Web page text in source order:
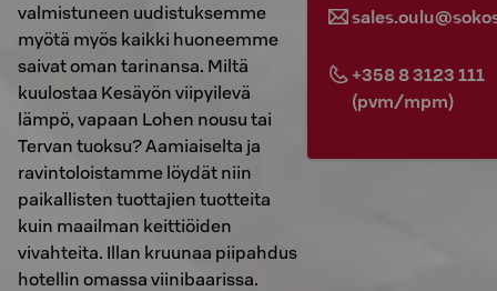
valmistuneen uudistuksemme
myötä myös kaikki huoneemme
saivat oman tarinansa. Miltä
kuulostaa Kesäyön viipyilevä
lämpö, vapaan Lohen nousu tai
Tervan tuoksu? Aamiaiselta ja
ravintoloistamme löydät niin
paikallisten tuottajien tuotteita
kuin maailman keittiöiden
vivahteita. Illan kruunaa piipahdus
hotellin omassa viinibaarissa.
+358 8 3123 111
(pvm/mpm)